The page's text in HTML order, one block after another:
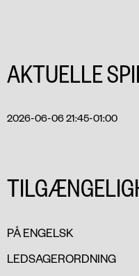
AKTUELLE
2026-06-06 21:45-01:00
PÅ ENGELSK
LEDSAGERORDNING